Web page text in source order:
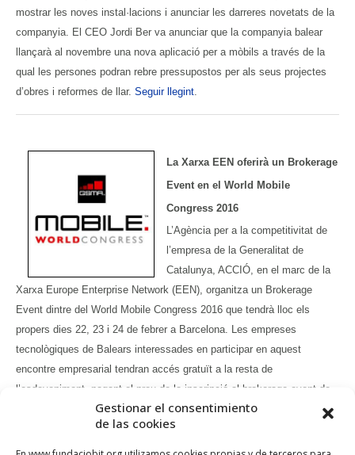
Gestionar el consentimiento
de las cookies
mostrar les noves instal·lacions i anunciar les darreres novetats de la
companyia. El CEO Jordi Ber va anunciar que la companyia balear
llançarà al novembre una nova aplicació per a mòbils a través de la
qual les persones podran rebre pressupostos per als seus projectes
d’obres i reformes de llar. Seguir llegint.
La Xarxa EEN oferirà un Brokerage
Event en el World Mobile
Congress 2016
L’Agència per a la competitivitat de
l’empresa de la Generalitat de
Catalunya, ACCIÓ, en el marc de la
Xarxa Europe Enterprise Network (EEN), organitza un Brokerage
Event dintre del World Mobile Congress 2016 que tendrà lloc els
propers dies 22, 23 i 24 de febrer a Barcelona. Les empreses
tecnològiques de Balears interessades en participar en aquest
encontre empresarial tendran accés gratuït a la resta de
l’esdeveniment, pagant el preu de la inscripció al brokerage event de
Seguir llegint.